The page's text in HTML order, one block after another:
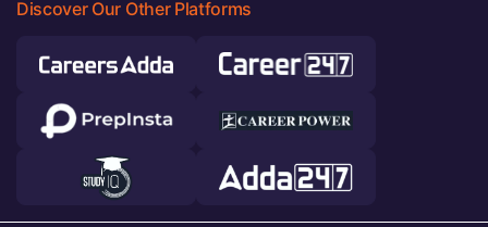
Discover Our Other Platforms